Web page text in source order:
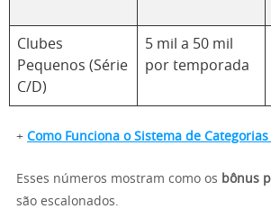
Clubes
Pequenos (Série
C/D)
5 mil a 50 mil
por temporada
+ Como Funciona o Sistema de
Esses números mostram como os bônus
são escalonados.